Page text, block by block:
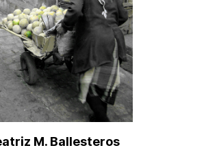
M. Ballesteros